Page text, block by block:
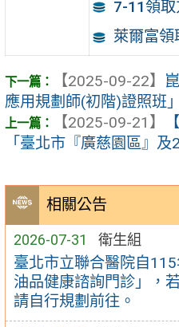
相關公告
2026-07-31 衛生組
臺北市立聯合醫院自
油品健康諮詢門診」，
請自行規劃前往。
7-11領
萊爾富領
【2025-09-22】
應用規劃師(初階)證照班
【2025-09-21】
「臺北市『廣慈園區』